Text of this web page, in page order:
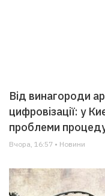
Від винагороди
цифровізації: у
проблеми
Вчора, 16:57 • Новини